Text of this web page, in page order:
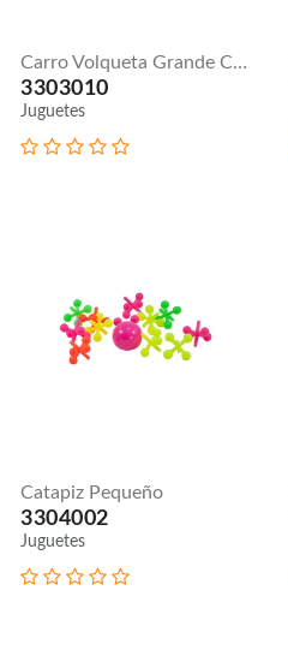
Carro Volqueta Grande Con Pala Y Rastrillo
3303010
Juguetes
Catapiz Pequeño
3304002
Juguetes